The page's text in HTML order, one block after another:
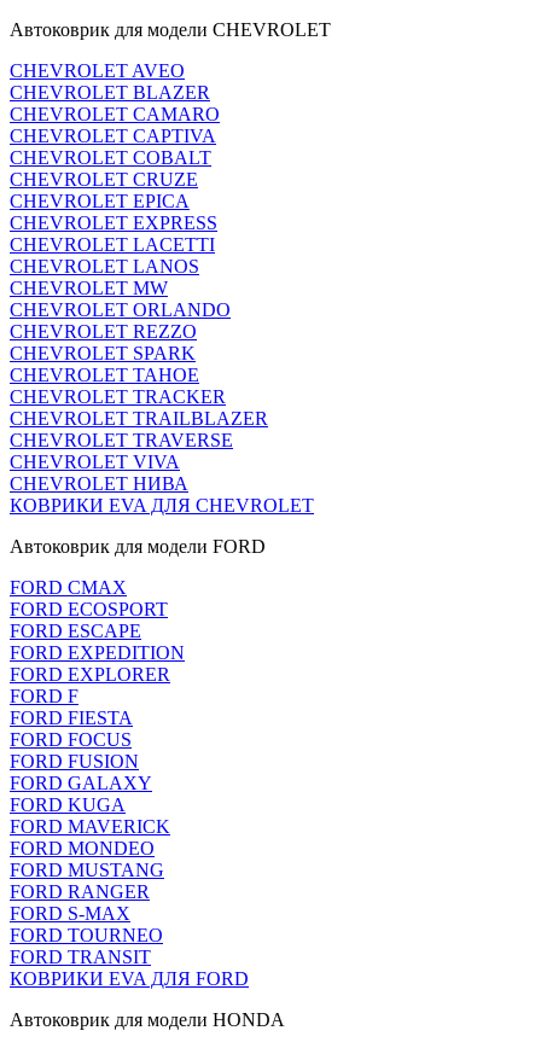
Автоковрик для модели CHEVROLET
CHEVROLET AVEO
CHEVROLET BLAZER
CHEVROLET CAMARO
CHEVROLET CAPTIVA
CHEVROLET COBALT
CHEVROLET CRUZE
CHEVROLET EPICA
CHEVROLET EXPRESS
CHEVROLET LACETTI
CHEVROLET LANOS
CHEVROLET MW
CHEVROLET ORLANDO
CHEVROLET REZZO
CHEVROLET SPARK
CHEVROLET TAHOE
CHEVROLET TRACKER
CHEVROLET TRAILBLAZER
CHEVROLET TRAVERSE
CHEVROLET VIVA
CHEVROLET НИВА
КОВРИКИ EVA ДЛЯ CHEVROLET
Автоковрик для модели FORD
FORD CMAX
FORD ECOSPORT
FORD ESCAPE
FORD EXPEDITION
FORD EXPLORER
FORD F
FORD FIESTA
FORD FOCUS
FORD FUSION
FORD GALAXY
FORD KUGA
FORD MAVERICK
FORD MONDEO
FORD MUSTANG
FORD RANGER
FORD S-MAX
FORD TOURNEO
FORD TRANSIT
КОВРИКИ EVA ДЛЯ FORD
Автоковрик для модели HONDA